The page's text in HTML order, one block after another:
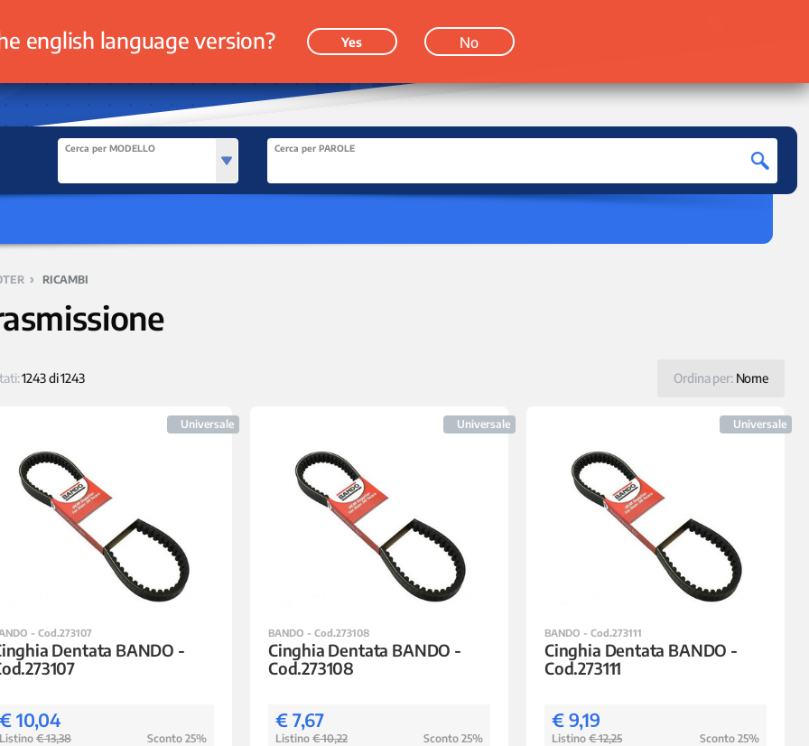
Cerca per MODELLO Cerca per PAROLE
› RICAMBI
Ordina per: Nome
1243 di 1243
Universale
- Cod.273107
Dentata BANDO -
10,04
€ 13,38 Sconto 25%
Universale
BANDO - Cod.273108
Cinghia Dentata BANDO -
Cod.273108
€ 7,67
Listino € 10,22 Sconto 25%
Universale
BANDO - Cod.273111
Cinghia Dentata BANDO -
Cod.273111
€ 9,19
Listino € 12,25 Sconto 25%
english language version? Yes No